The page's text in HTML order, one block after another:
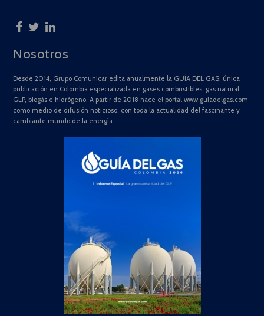
Nosotros
Desde 2014, Grupo Comunicar edita anualmente la GUÍA DEL GAS, única
publicación en Colombia especializada en gases combustibles: gas natural,
GLP, biogás e hidrógeno. A partir de 2018 nace el portal www.guiadelgas.com
como medio de difusión noticioso, con toda la actualidad del fascinante y
cambiante mundo de la energía.